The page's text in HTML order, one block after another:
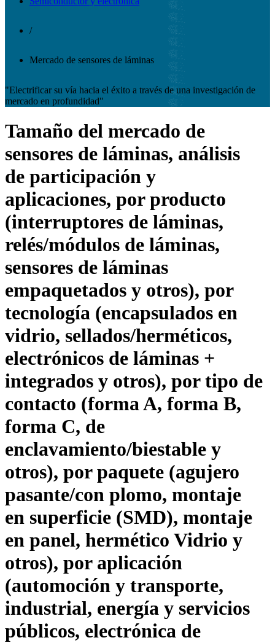
/
Mercado de sensores de láminas
"Electrificar su vía hacia el éxito a través de una investigación de
mercado en profundidad"
Tamaño del mercado de
sensores de láminas, análisis
de participación y
aplicaciones, por producto
(interruptores de láminas,
relés/módulos de láminas,
sensores de láminas
empaquetados y otros), por
tecnología (encapsulados en
vidrio, sellados/herméticos,
electrónicos de láminas +
integrados y otros), por tipo de
contacto (forma A, forma B,
forma C, de
enclavamiento/biestable y
otros), por paquete (agujero
pasante/con plomo, montaje
en superficie (SMD), montaje
en panel, hermético Vidrio y
otros), por aplicación
(automoción y transporte,
industrial, energía y servicios
públicos, electrónica de